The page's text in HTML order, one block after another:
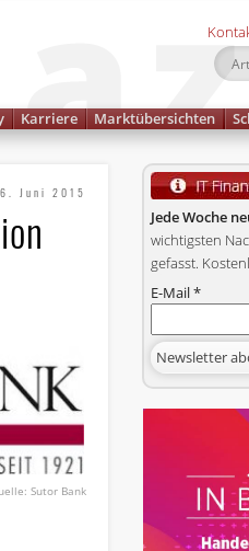
Karriere Marktübersichten
Juni 2015
Sutor Bank
Jede Woche
wichtigsten
gefasst.
E-Mail*